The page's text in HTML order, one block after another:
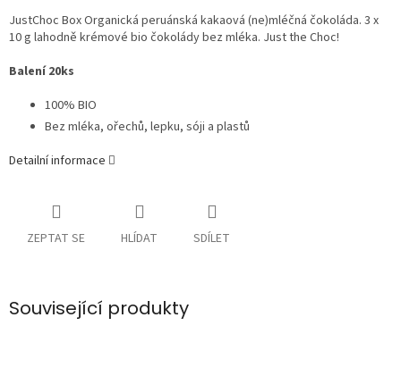
JustChoc Box Organická peruánská kakaová (ne)mléčná čokoláda. 3 x
10 g lahodně krémové bio čokolády bez mléka. Just the Choc!
Balení 20ks
100% BIO
Bez mléka, ořechů, lepku, sóji a plastů
Detailní informace
ZEPTAT SE HLÍDAT SDÍLET
Související produkty